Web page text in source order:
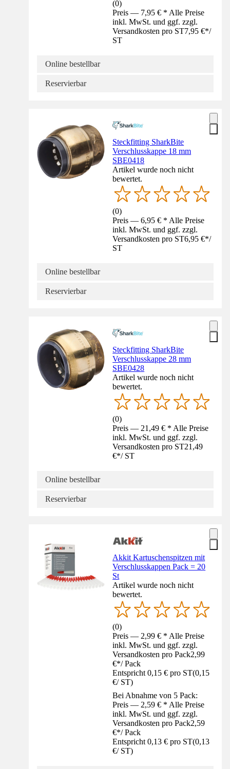
(0)
Preis — 7,95 € * Alle Preise
inkl. MwSt. und ggf. zzgl.
Versandkosten pro ST7,95 €*/
ST
Online bestellbar
Reservierbar
Steckfitting SharkBite
Verschlusskappe 18 mm​
SBE0418​
Artikel wurde noch nicht
bewertet.
(0)
Preis — 6,95 € * Alle Preise
inkl. MwSt. und ggf. zzgl.
Versandkosten pro ST6,95 €*/
ST
Online bestellbar
Reservierbar
Steckfitting SharkBite
Verschlusskappe 28 mm
SBE0428
Artikel wurde noch nicht
bewertet.
(0)
Preis — 21,49 € * Alle Preise
inkl. MwSt. und ggf. zzgl.
Versandkosten pro ST21,49
€*/ ST
Online bestellbar
Reservierbar
Akkit Kartuschenspitzen mit
Verschlusskappen Pack = 20
St
Artikel wurde noch nicht
bewertet.
(0)
Preis — 2,99 € * Alle Preise
inkl. MwSt. und ggf. zzgl.
Versandkosten pro Pack2,99
€*/ Pack
Entspricht 0,15 € pro ST(0,15
€/ ST)
Bei Abnahme von 5 Pack:
Preis — 2,59 € * Alle Preise
inkl. MwSt. und ggf. zzgl.
Versandkosten pro Pack2,59
€*/ Pack
Entspricht 0,13 € pro ST(0,13
€/ ST)